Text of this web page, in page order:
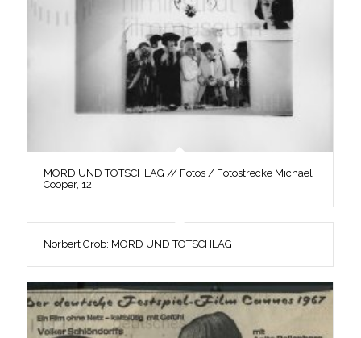
MORD UND TOTSCHLAG // Fotos / Fotostrecke Michael
Cooper, 12
Norbert Grob: MORD UND TOTSCHLAG